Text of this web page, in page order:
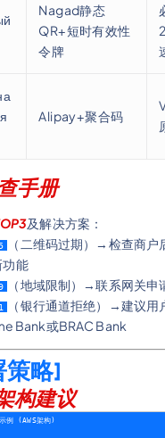
Nagad静态
QR+短时有效性
令牌
Alipay+聚合码
手册
及解决方案：
（二维码过期）→检查商户
功能
（地域限制）→联系网关申
（银行通道拒绝）→建议用
Bank或BRAC Bank
策略]
构建议
例 (AWS架构)